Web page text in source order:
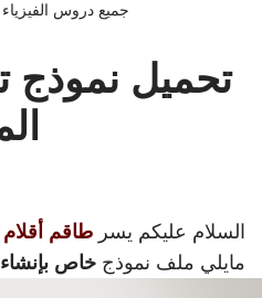
جميع دروس الفيزياء و
تحميل نموذج
السلام عليكم يسر طاقم أقلام
مايلي ملف نموذج خاص بإنشاء